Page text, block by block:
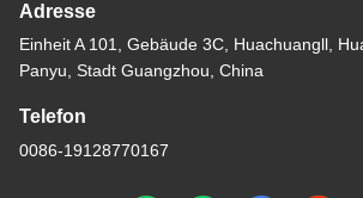
Adresse
Einheit A 101, Gebäude 3C, Huachuangll,
Panyu, Stadt Guangzhou, China
Telefon
0086-19128770167